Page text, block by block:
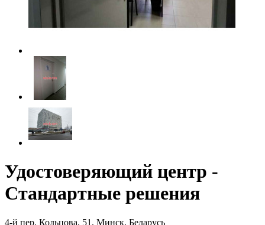
Удостоверяющий центр -
Стандартные решения
4-й пер. Кольцова, 51, Минск, Беларусь